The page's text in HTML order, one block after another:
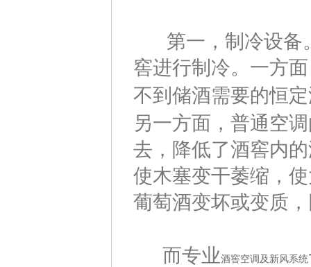
第一，制冷设备
窖进行制冷。一方
不到储酒需要的恒
另一方面，普通空
去，降低了酒窖内
使木塞变干萎缩，
葡萄酒变坏或变质
而专业酒窖空调及新风系统